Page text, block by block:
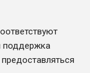
поддержка